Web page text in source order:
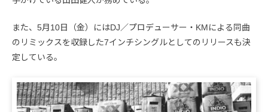
また、5月10日（金）にはDJ／プロデューサー・KMによる同曲
のリミックスを収録した7インチシングルとしてのリリースも決
定している。